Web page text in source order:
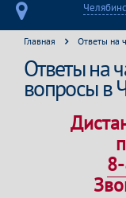
Главная Ответы на
Ответы на
вопросы в